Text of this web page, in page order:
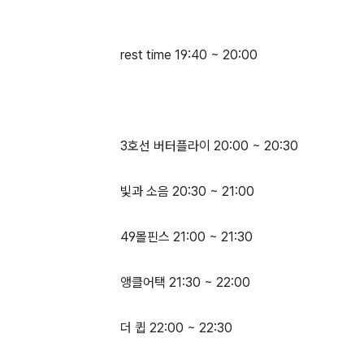
rest time 19:40 ~ 20:00
3호선 버터플라이 20:00 ~ 20:30
빛과 소음 20:30 ~ 21:00
49몰핀스 21:00 ~ 21:30
앵클어택 21:30 ~ 22:00
더 큅 22:00 ~ 22:30